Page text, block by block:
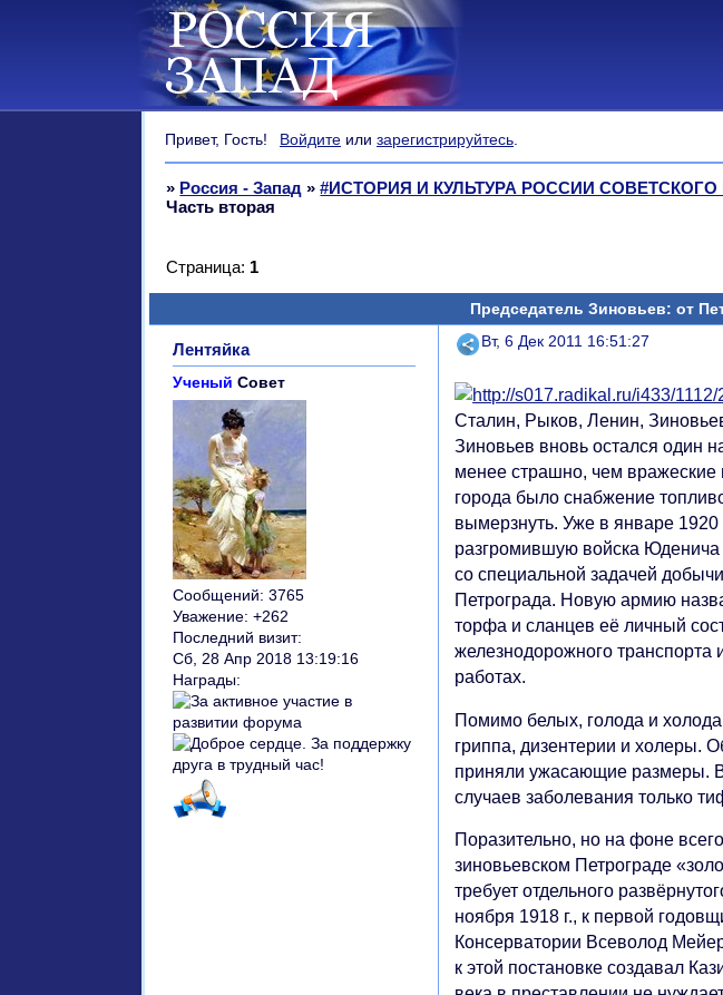
Привет, Гость! Войдите илизарегистрируйтесь.
» Россия - Запад »#ИСТОРИЯ И КУЛЬТУРА РОССИИ
Часть вторая
Председатель Зиновьев: от
Страница: 1
Поделиться
Вт, 6 Дек 2011 16:51:27
Лентяйка
Ученый Совет
Сообщений: 3765
Уважение: +262
Последний визит:
Сб, 28 Апр 2018 13:19:16
Награды:
Сталин, Рыков, Ленин,
Зиновьев вновь остался один
менее страшно, чем
города было снабжение
вымерзнуть. Уже в январе
разгромившую войска Юденича
со специальной задачей
Петрограда. Новую армию
торфа и сланцев её личный
железнодорожного транспорта
работах.
Помимо белых, голода и
гриппа, дизентерии и холеры.
приняли ужасающие размеры. В
случаев заболевания только
Поразительно, но на фоне
зиновьевском Петрограде
требует отдельного
ноября 1918 г., к первой
Консерватории Всеволод
к этой постановке создавал